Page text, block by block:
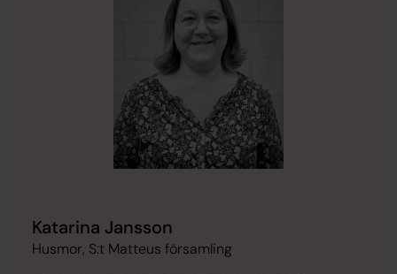
Katarina Jansson
Husmor, S:t Matteus församling